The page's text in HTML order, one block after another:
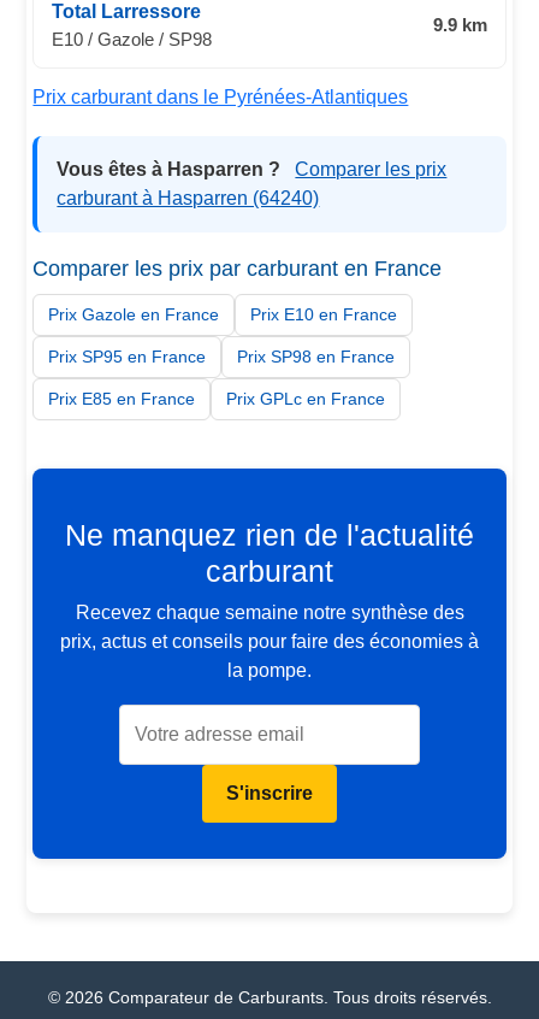
Total Larressore
E10 / Gazole / SP98
9.9 km
Prix carburant dans le Pyrénées-Atlantiques
Vous êtes à Hasparren ?
Comparer les prix
carburant à Hasparren (64240)
Comparer les prix par carburant en France
Prix Gazole en France Prix E10 en France
Prix SP95 en France Prix SP98 en France
Prix E85 en France Prix GPLc en France
Ne manquez rien de l'actualité
carburant
Recevez chaque semaine notre synthèse des
prix, actus et conseils pour faire des économies à
la pompe.
S'inscrire
© 2026 Comparateur de Carburants. Tous droits réservés.